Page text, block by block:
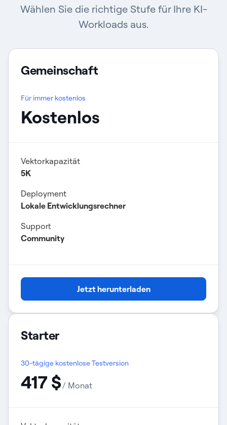
Wählen Sie die richtige Stufe für Ihre KI-
Workloads aus.
Gemeinschaft
Für immer kostenlos
Kostenlos
Vektorkapazität
5K
Deployment
Lokale Entwicklungsrechner
Support
Community
Jetzt herunterladen
Starter
30-tägige kostenlose Testversion
417 $/ Monat